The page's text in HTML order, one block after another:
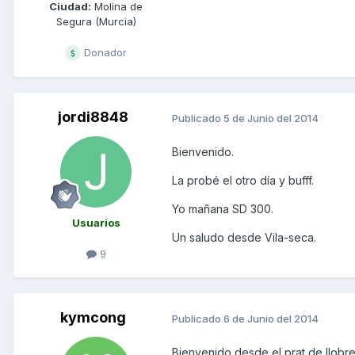
Ciudad: Molina de
Segura (Murcia)
Donador
jordi8848
Usuarios
9
Publicado 5 de Junio del 2014
Bienvenido.
La probé el otro día y bufff.
Yo mañana SD 300.
Un saludo desde Vila-seca.
kymcong Publicado 6 de Junio del 2014